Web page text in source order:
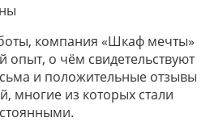
компания «Шкаф мечты»
о чём свидетельствуют
и положительные отзывы
многие из которых стали